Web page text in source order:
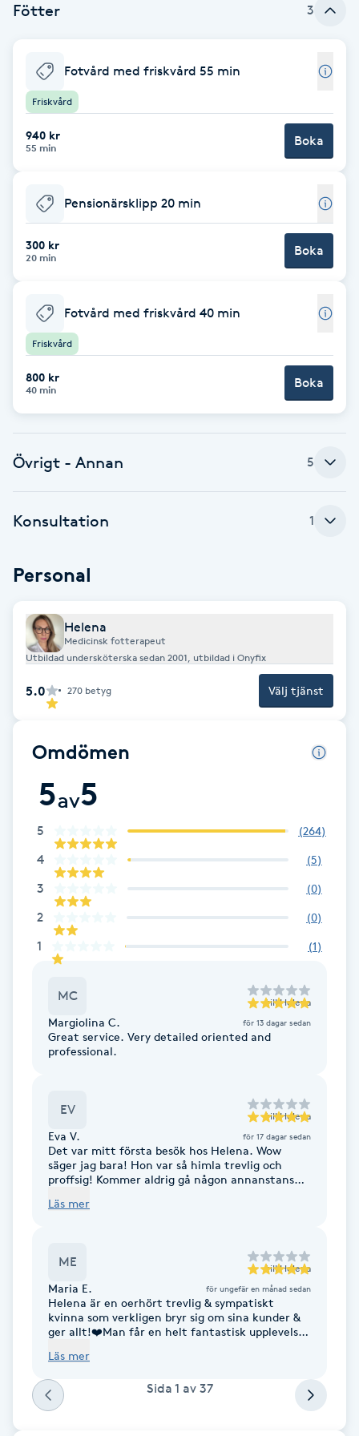
Balayage
Bambumassage
Barber
Barnklippning
BIAB
Bottenfärg
Brynformning
Brynfärgning
Brynplockning
Bröllopsuppsättning
Celluliter
Coachning
Cryoterapi
Damklippning
Dermapen
Diamantslipning
Enzympeeling
Extensions borttagning
Face framing
Faceliftmassage
Fibromassage
Fotmassage
Fötter 3
Fotvård med friskvård 55 min
Friskvård
940 kr
55 min Boka
Pensionärsklipp 20 min
300 kr
20 min Boka
Fotvård med friskvård 40 min
Friskvård
800 kr
40 min Boka
Övrigt - Annan 5
Konsultation 1
Personal
Helena
Medicinsk fotterapeut
Utbildad undersköterska sedan 2001, utbildad i Onyfix
5.0 270 betyg Välj tjänst
Omdömen
5av5
5 (264)
4 (5)
3 (0)
2 (0)
1 (1)
MC till Helena
Margiolina C. för 13 dagar sedan
Great service. Very detailed oriented and
professional.
EV till Helena
Eva V. för 17 dagar sedan
Det var mitt första besök hos Helena. Wow
säger jag bara! Hon var så himla trevlig och
proffsig! Kommer aldrig gå någon annanstans
Läs mer
ME till Helena
Maria E. för ungefär en månad sedan
Helena är en oerhört trevlig & sympatiskt
kvinna som verkligen bryr sig om sina kunder &
ger allt!❤️Man får en helt fantastisk upplevelse
fötter efteråt!👌🏻👣Stort TACK, bästa Helena!
Läs mer
Sida 1 av 37